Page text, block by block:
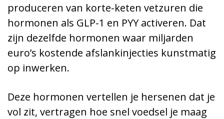
produceren van korte-keten vetzuren die
hormonen als GLP-1 en PYY activeren. Dat
zijn dezelfde hormonen waar miljarden
euro’s kostende afslankinjecties kunstmatig
op inwerken.
Deze hormonen vertellen je hersenen dat je
vol zit, vertragen hoe snel voedsel je maag